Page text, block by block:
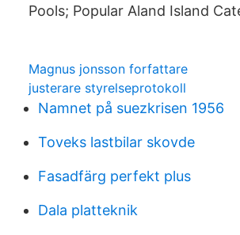
Pools; Popular Aland Island
Magnus jonsson forfattare
justerare styrelseprotokoll
Namnet på suezkrisen 1956
Toveks lastbilar skovde
Fasadfärg perfekt plus
Dala platteknik